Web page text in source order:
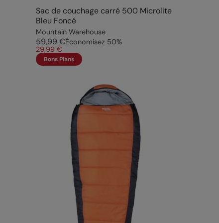
Sac de couchage carré 500 Microlite
Bleu Foncé
Mountain Warehouse
59,99 €Économisez 50%
29,99 €
Bons Plans